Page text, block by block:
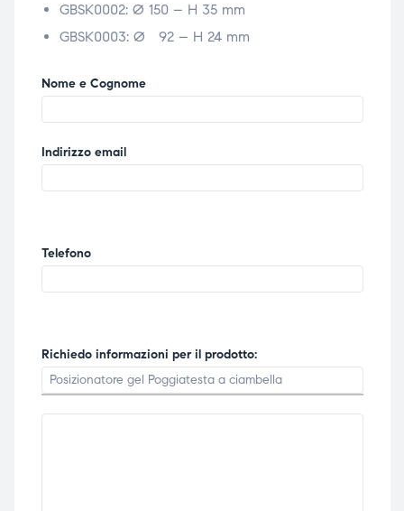
GBSK0002:Ø 150 – H 35 mm
GBSK0003:Ø 92 – H 24 mm
Nome e Cognome
Indirizzo email
Telefono
Richiedo informazioni per il prodotto: